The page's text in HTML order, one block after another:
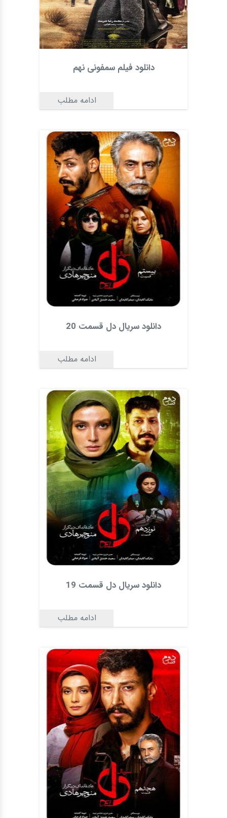
دانلود فیلم سمفونی نهم
ادامه مطلب
دانلود سریال دل قسمت 20
ادامه مطلب
دانلود سریال دل قسمت 19
ادامه مطلب